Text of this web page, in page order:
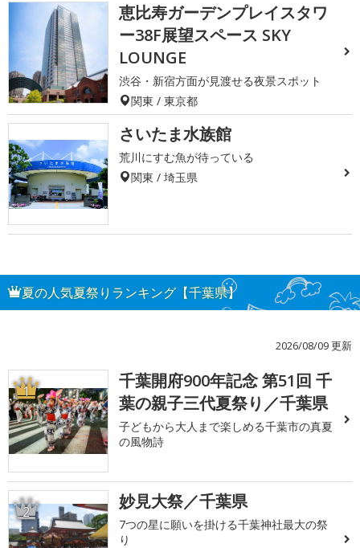
恵比寿ガーデンプレイスタワ
ー38F展望スペース SKY
LOUNGE
渋谷・新宿方面が見渡せる夜景スポット
関東 / 東京都
さいたま水族館
荒川にすむ魚が待っている
関東 / 埼玉県
夏の人気夏祭りランキング【千葉県】
2026/08/09 更新
1
千葉開府900年記念 第51回 千
葉の親子三代夏祭り／千葉県
子どもから大人まで楽しめる千葉市の真夏
の風物詩
2 妙見大祭／千葉県
7つの星に願いを掛ける千葉神社最大の祭
り